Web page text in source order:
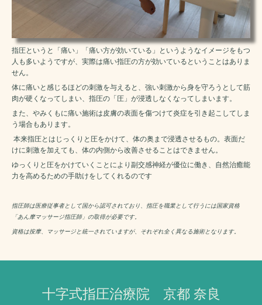
指圧というと「痛い」「痛い方が効いている」というようなイメージをもつ
人も多いようですが、実際は痛い指圧の方が効いているということはありま
せん。
体に痛いと感じるほどの刺激を与えると、強い刺激から身を守ろうとして筋
肉が硬くなってしまい、指圧の「圧」が浸透しなくなってしまいます。
また、やみくもに痛い施術は皮膚の表面を傷つけて炎症を引き起こしてしま
う場合もあります。
本来指圧とはじっくりと圧をかけて、体の奥まで浸透させるもの。表面だ
けに刺激を加えても、体の内側から改善させることはできません。
ゆっくりと圧をかけていくことにより副交感神経が優位に働き、自然治癒能
力を高めるための手助けをしてくれるのです
指圧師は医療従事者として国から認可されており、指圧を職業として行うには国家資格
「あん摩マッサージ指圧師」の取得が必要です。
資格は按摩、マッサージと統一されていますが、それぞれ全く異なる施術となります。
十字式指圧治療院 京都 奈良